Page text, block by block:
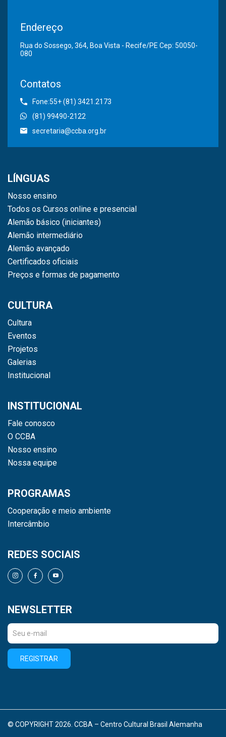
Endereço
Rua do Sossego, 364, Boa Vista - Recife/PE Cep: 50050-
080
Contatos
Fone:55+ (81) 3421.2173
(81) 99490-2122
secretaria@ccba.org.br
LÍNGUAS
Nosso ensino
Todos os Cursos online e presencial
Alemão básico (iniciantes)
Alemão intermediário
Alemão avançado
Certificados oficiais
Preços e formas de pagamento
CULTURA
Cultura
Eventos
Projetos
Galerias
Institucional
INSTITUCIONAL
Fale conosco
O CCBA
Nosso ensino
Nossa equipe
PROGRAMAS
Cooperação e meio ambiente
Intercâmbio
REDES SOCIAIS
NEWSLETTER
REGISTRAR
© COPYRIGHT 2026. CCBA – Centro Cultural Brasil Alemanha